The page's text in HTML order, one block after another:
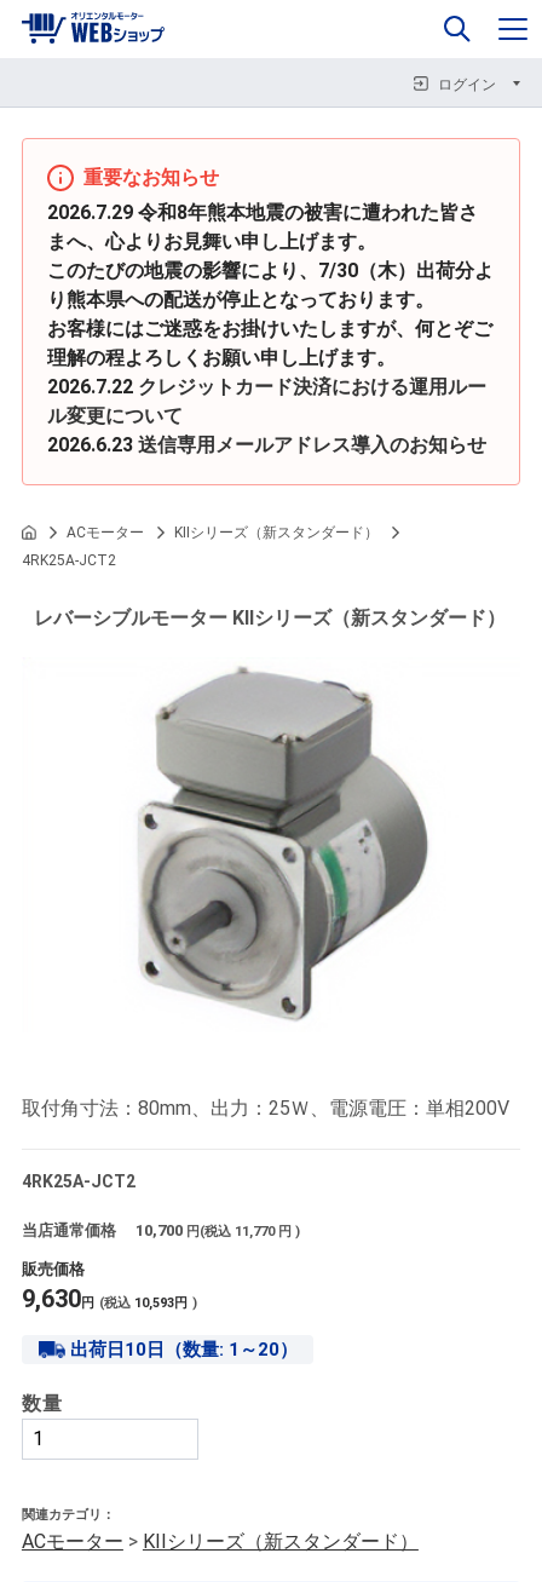
企業情報
ログイン
カート 0
重要なお知らせ
2026.7.29 令和8年熊本地震の被害に遭われた皆さ
まへ、心よりお見舞い申し上げます。
このたびの地震の影響により、7/30（木）出荷分よ
り熊本県への配送が停止となっております。
お客様にはご迷惑をお掛けいたしますが、何とぞご
理解の程よろしくお願い申し上げます。
2026.7.22 クレジットカード決済における運用ルー
ル変更について
2026.6.23 送信専用メールアドレス導入のお知らせ
ACモーター
KIIシリーズ（新スタンダード）
4RK25A-JCT2
レバーシブルモーター KIIシリーズ（新スタンダード）
取付角寸法：80mm、出力：25Ｗ、電源電圧：単相200V
4RK25A-JCT2
当店通常価格 10,700 円(税込 11,770 円 )
販売価格
9,630円 (税込 10,593円 )
出荷日10日（数量: 1～20）
数量
関連カテゴリ：
ACモーター > KIIシリーズ（新スタンダード）